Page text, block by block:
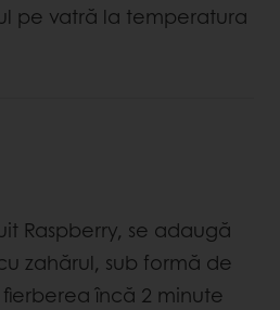
pe vatră la temperatura
Raspberry, se adaugă
zahărul, sub formă de
încă 2 minute